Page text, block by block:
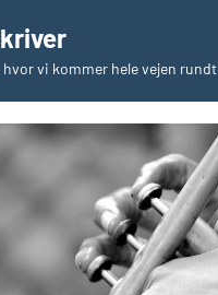
hvor vi kommer hele vejen rundt